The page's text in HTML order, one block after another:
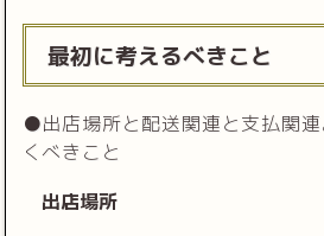
最初に考えるべきこと
●出店場所と配送関連と支払関
くべきこと
出店場所